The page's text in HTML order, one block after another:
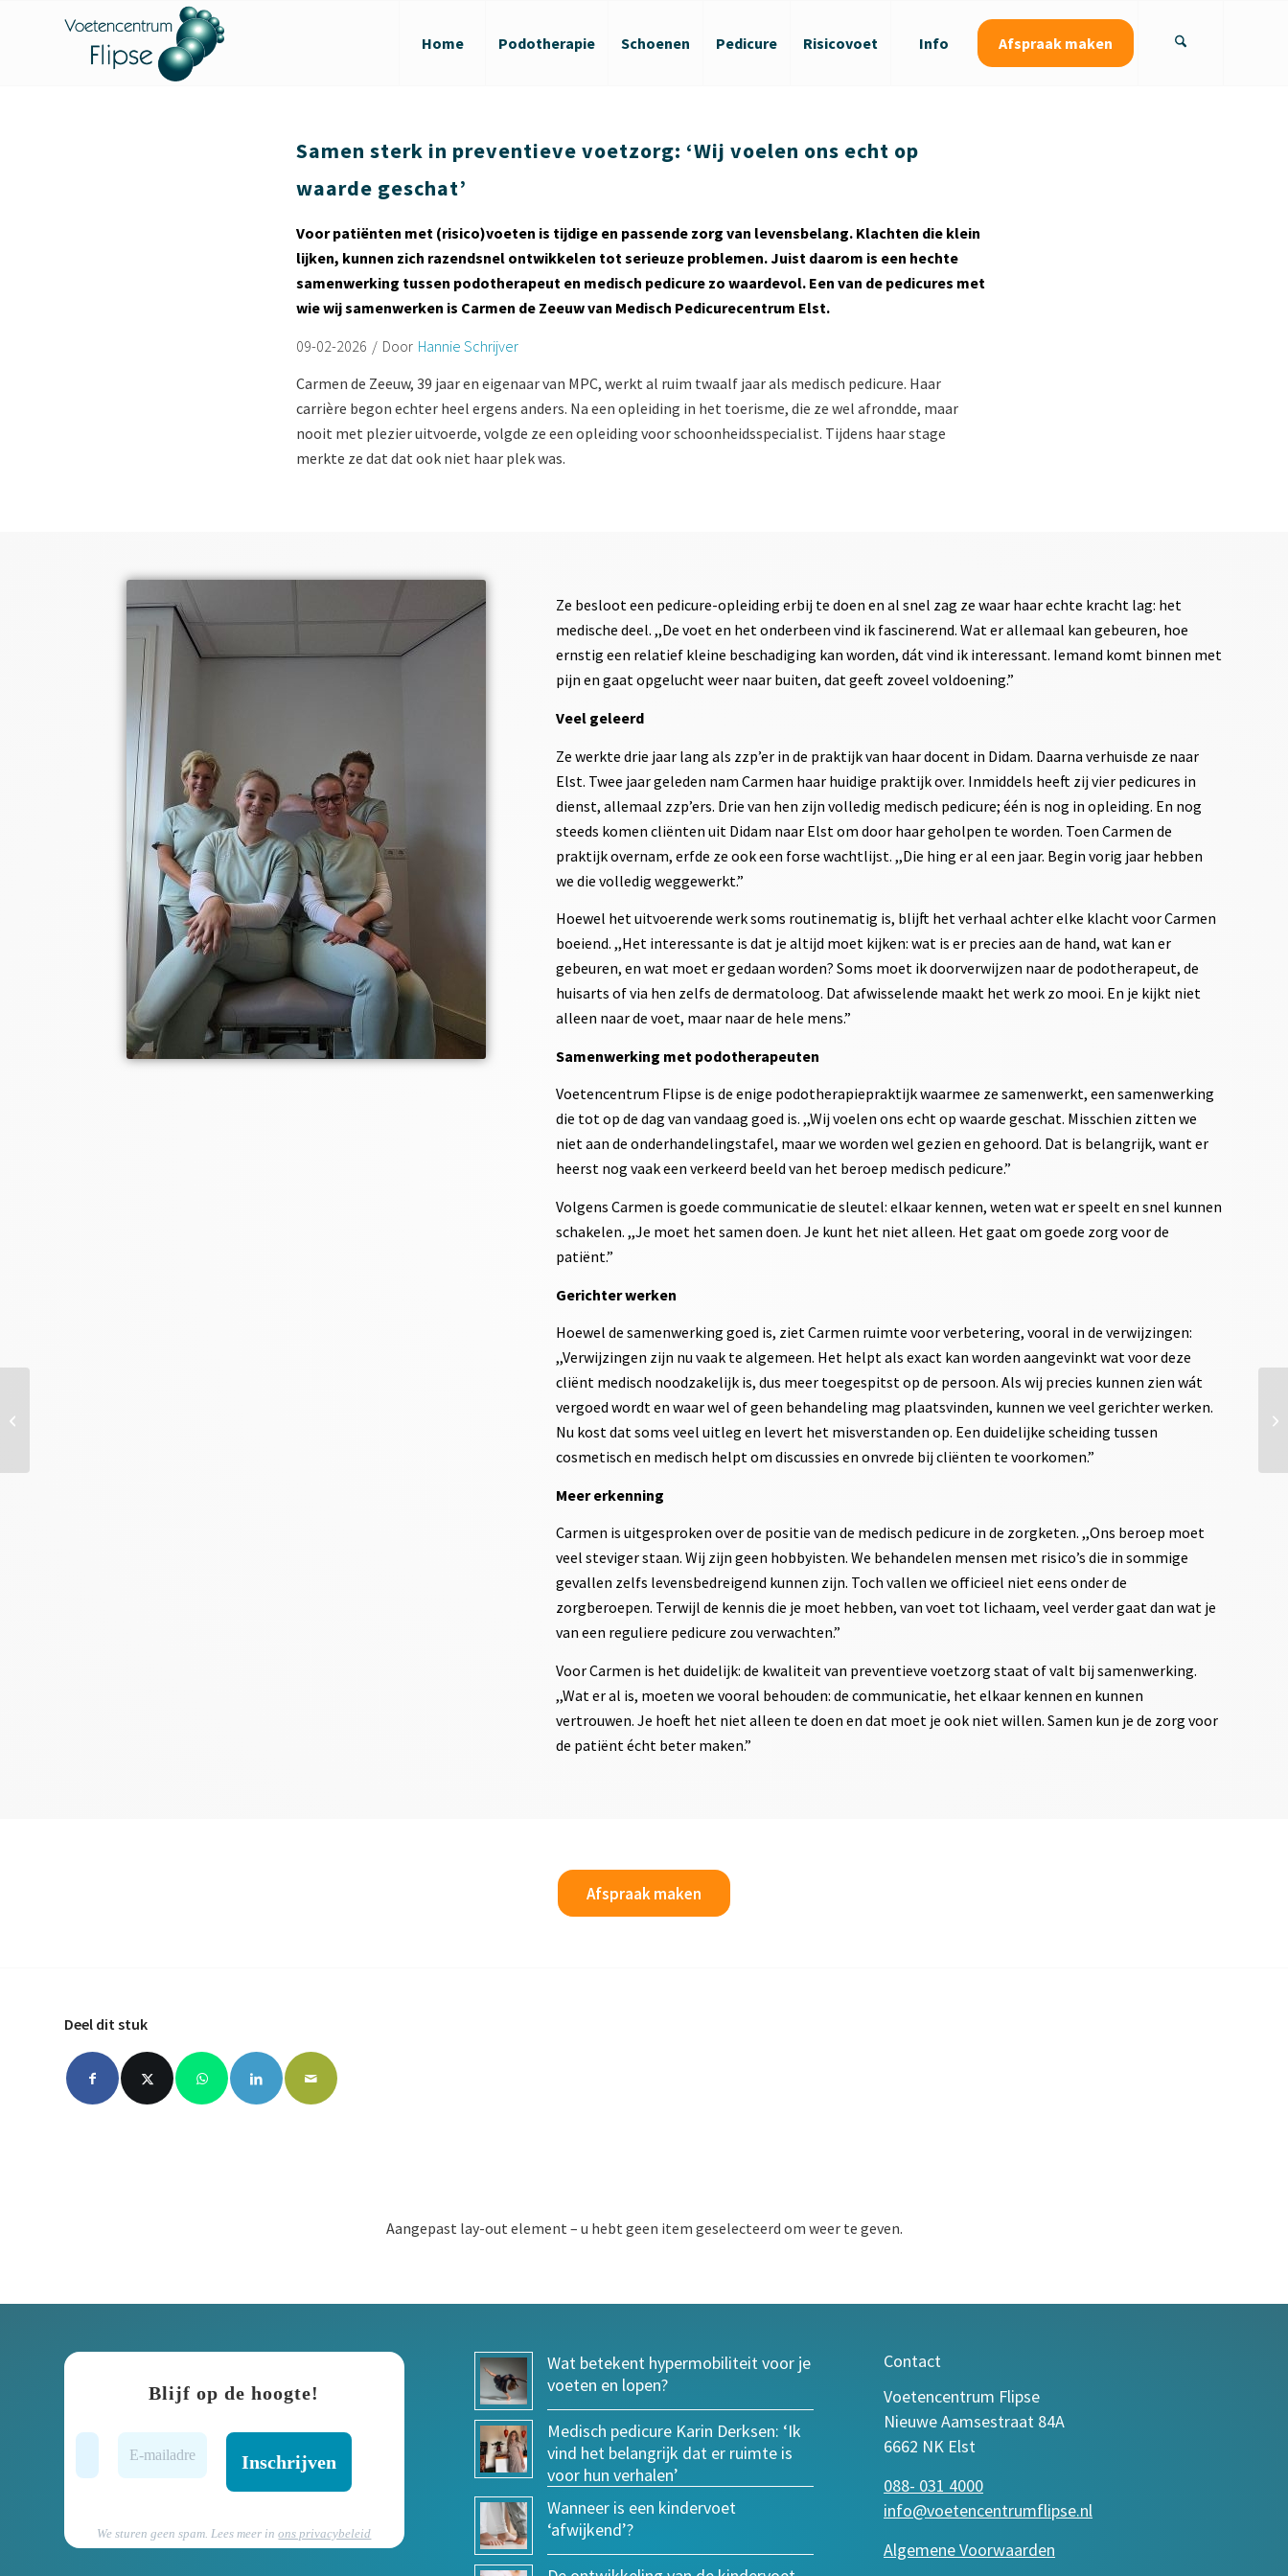
Home Podotherapie Schoenen Pedicure Risicovoet Info Afspraak maken
Samen sterk in preventieve voetzorg: ‘Wij voelen ons echt op
waarde geschat’
Voor patiënten met (risico)voeten is tijdige en passende zorg van levensbelang. Klachten die klein
lijken, kunnen zich razendsnel ontwikkelen tot serieuze problemen. Juist daarom is een hechte
samenwerking tussen podotherapeut en medisch pedicure zo waardevol. Een van de pedicures met
wie wij samenwerken is Carmen de Zeeuw van Medisch Pedicurecentrum Elst.
09-02-2026 / Door Hannie Schrijver
Carmen de Zeeuw, 39 jaar en eigenaar van MPC, werkt al ruim twaalf jaar als medisch pedicure. Haar
carrière begon echter heel ergens anders. Na een opleiding in het toerisme, die ze wel afrondde, maar
nooit met plezier uitvoerde, volgde ze een opleiding voor schoonheidsspecialist. Tijdens haar stage
merkte ze dat dat ook niet haar plek was.
Ze besloot een pedicure-opleiding erbij te doen en al snel zag ze waar haar echte kracht lag: het
medische deel. ,,De voet en het onderbeen vind ik fascinerend. Wat er allemaal kan gebeuren, hoe
ernstig een relatief kleine beschadiging kan worden, dát vind ik interessant. Iemand komt binnen met
pijn en gaat opgelucht weer naar buiten, dat geeft zoveel voldoening.”
Veel geleerd
Ze werkte drie jaar lang als zzp’er in de praktijk van haar docent in Didam. Daarna verhuisde ze naar
Elst. Twee jaar geleden nam Carmen haar huidige praktijk over. Inmiddels heeft zij vier pedicures in
dienst, allemaal zzp’ers. Drie van hen zijn volledig medisch pedicure; één is nog in opleiding. En nog
steeds komen cliënten uit Didam naar Elst om door haar geholpen te worden. Toen Carmen de
praktijk overnam, erfde ze ook een forse wachtlijst. ,,Die hing er al een jaar. Begin vorig jaar hebben
we die volledig weggewerkt.”
Hoewel het uitvoerende werk soms routinematig is, blijft het verhaal achter elke klacht voor Carmen
boeiend. ,,Het interessante is dat je altijd moet kijken: wat is er precies aan de hand, wat kan er
gebeuren, en wat moet er gedaan worden? Soms moet ik doorverwijzen naar de podotherapeut, de
huisarts of via hen zelfs de dermatoloog. Dat afwisselende maakt het werk zo mooi. En je kijkt niet
alleen naar de voet, maar naar de hele mens.”
Samenwerking met podotherapeuten
Voetencentrum Flipse is de enige podotherapiepraktijk waarmee ze samenwerkt, een samenwerking
die tot op de dag van vandaag goed is. ,,Wij voelen ons echt op waarde geschat. Misschien zitten we
niet aan de onderhandelingstafel, maar we worden wel gezien en gehoord. Dat is belangrijk, want er
heerst nog vaak een verkeerd beeld van het beroep medisch pedicure.”
Volgens Carmen is goede communicatie de sleutel: elkaar kennen, weten wat er speelt en snel kunnen
schakelen. ,,Je moet het samen doen. Je kunt het niet alleen. Het gaat om goede zorg voor de
patiënt.”
Gerichter werken
Hoewel de samenwerking goed is, ziet Carmen ruimte voor verbetering, vooral in de verwijzingen:
,,Verwijzingen zijn nu vaak te algemeen. Het helpt als exact kan worden aangevinkt wat voor deze
cliënt medisch noodzakelijk is, dus meer toegespitst op de persoon. Als wij precies kunnen zien wát
vergoed wordt en waar wel of geen behandeling mag plaatsvinden, kunnen we veel gerichter werken.
Nu kost dat soms veel uitleg en levert het misverstanden op. Een duidelijke scheiding tussen
cosmetisch en medisch helpt om discussies en onvrede bij cliënten te voorkomen.”
Meer erkenning
Carmen is uitgesproken over de positie van de medisch pedicure in de zorgketen. ,,Ons beroep moet
veel steviger staan. Wij zijn geen hobbyisten. We behandelen mensen met risico’s die in sommige
gevallen zelfs levensbedreigend kunnen zijn. Toch vallen we officieel niet eens onder de
zorgberoepen. Terwijl de kennis die je moet hebben, van voet tot lichaam, veel verder gaat dan wat je
van een reguliere pedicure zou verwachten.”
Voor Carmen is het duidelijk: de kwaliteit van preventieve voetzorg staat of valt bij samenwerking.
,,Wat er al is, moeten we vooral behouden: de communicatie, het elkaar kennen en kunnen
vertrouwen. Je hoeft het niet alleen te doen en dat moet je ook niet willen. Samen kun je de zorg voor
de patiënt écht beter maken.”
Afspraak maken
Deel dit stuk
Aangepast lay-out element – u hebt geen item geselecteerd om weer te geven.
Blijf op de hoogte!
We sturen geen spam. Lees meer inons privacybeleid
Wat betekent hypermobiliteit voor je
voeten en lopen?
Medisch pedicure Karin Derksen: ‘Ik
vind het belangrijk dat er ruimte is
voor hun verhalen’
Wanneer is een kindervoet
‘afwijkend’?
Contact
Voetencentrum Flipse
Nieuwe Aamsestraat 84A
6662 NK Elst
088- 031 4000
info@voetencentrumflipse.nl
Algemene Voorwaarden